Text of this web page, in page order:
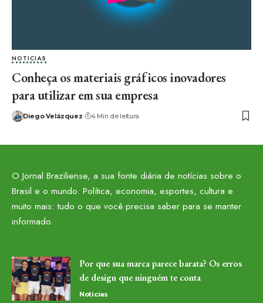
NOTICIAS
Conheça os materiais gráficos inovadores
para utilizar em sua empresa
Diego Velázquez 4 Min de leitura
O Jornal Braziliense, a sua fonte diária de notícias sobre o
Brasil e o mundo. Política, economia, esportes, cultura e
muito mais: tudo o que você precisa saber para se manter
informado.
Por que sua marca parece barata? Os erros
de design que ninguém te conta
Noticias